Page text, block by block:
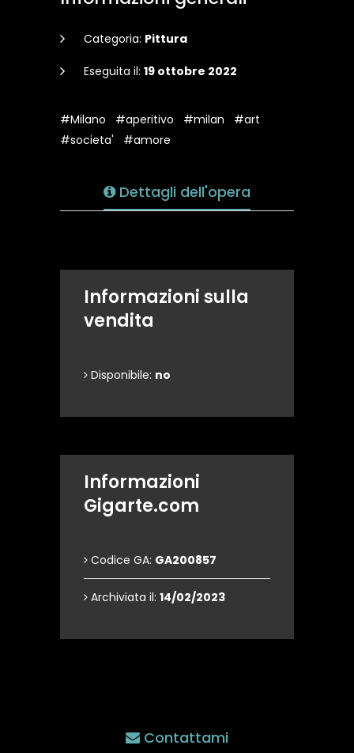
Categoria: Pittura
Eseguita il: 19 ottobre 2022
#Milano #aperitivo #milan
#art
#societa'
#amore
Dettagli dell'opera
Informazioni sulla
vendita
Disponibile: no
Informazioni
Gigarte.com
Codice GA: GA200857
Archiviata il: 14/02/2023
Contattami